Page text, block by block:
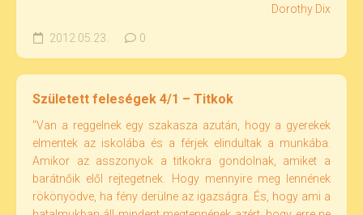
Dorothy Dix
2012.05.23. 0
Született feleségek 4/1 – Titkok
"Van a reggelnek egy szakasza azután, hogy a gyerekek
elmentek az iskolába és a férjek elindultak a munkába.
Amikor az asszonyok a titkokra gondolnak, amiket a
barátnőik elől rejtegetnek. Hogy mennyire meg lennének
rökönyödve, ha fény derülne az igazságra. És, hogy ami a